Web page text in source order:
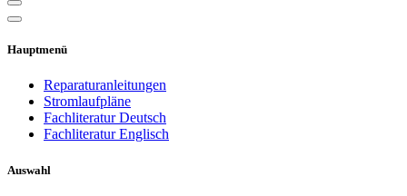
Hauptmenü
Reparaturanleitungen
Stromlaufpläne
Fachliteratur Deutsch
Fachliteratur Englisch
Auswahl